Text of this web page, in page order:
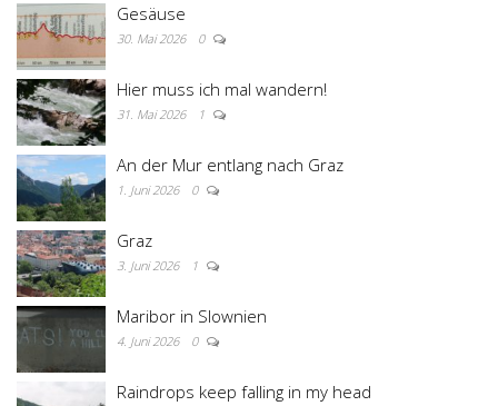
Gesäuse
30. Mai 2026 0
Hier muss ich mal wandern!
31. Mai 2026 1
An der Mur entlang nach Graz
1. Juni 2026 0
Graz
3. Juni 2026 1
Maribor in Slownien
4. Juni 2026 0
Raindrops keep falling in my head